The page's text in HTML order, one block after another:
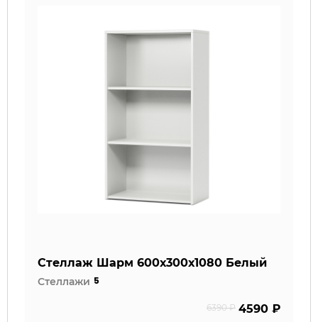
Стеллаж Шарм 600х300х1080 Белый
Стеллажи 5
6390 ₽ 4590 ₽